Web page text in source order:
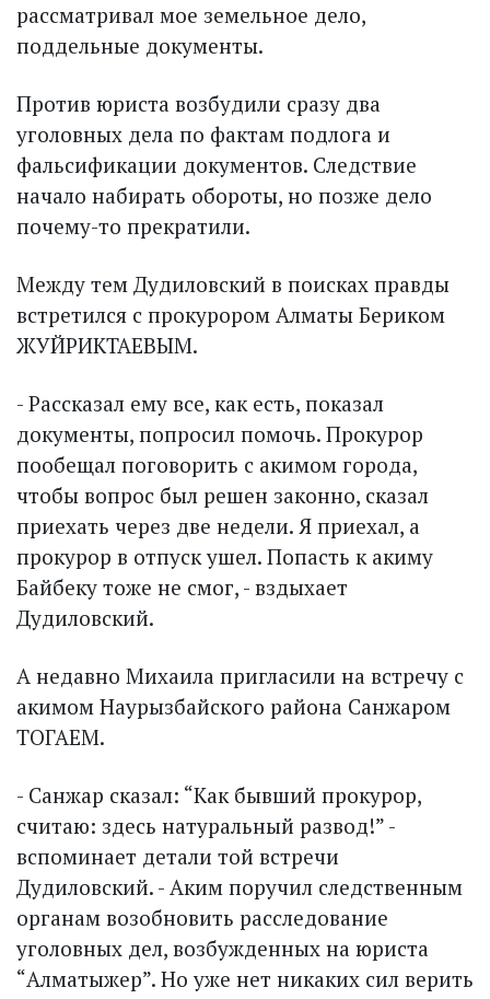
рассматривал мое земельное дело,
поддельные документы.
Против юриста возбудили сразу два
уголовных дела по фактам подлога и
фальсификации документов. Следствие
начало набирать обороты, но позже дело
почему-то прекратили.
Между тем Дудиловский в поисках правды
встретился с прокурором Алматы Бериком
ЖУЙРИКТАЕВЫМ.
- Рассказал ему все, как есть, показал
документы, попросил помочь. Прокурор
пообещал поговорить с акимом города,
чтобы вопрос был решен законно, сказал
приехать через две недели. Я приехал, а
прокурор в отпуск ушел. Попасть к акиму
Байбеку тоже не смог, - вздыхает
Дудиловский.
А недавно Михаила пригласили на встречу с
акимом Наурызбайского района Санжаром
ТОГАЕМ.
- Санжар сказал: “Как бывший прокурор,
считаю: здесь натуральный развод!” -
вспоминает детали той встречи
Дудиловский. - Аким поручил следственным
органам возобновить расследование
уголовных дел, возбужденных на юриста
“Алматыжер”. Но уже нет никаких сил верить